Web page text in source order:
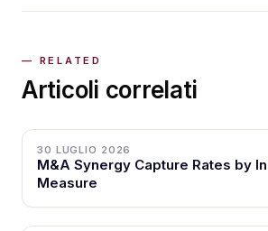
Articoli correlati
30 LUGLIO 2026
M&A Synergy Capture Rates by
Measure